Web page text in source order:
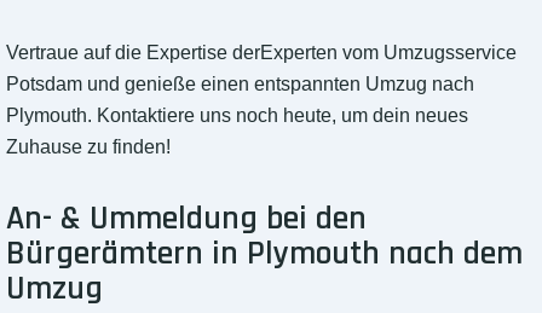
Vertraue auf die Expertise derExperten vom Umzugsservice
Potsdam und genieße einen entspannten Umzug nach
Plymouth. Kontaktiere uns noch heute, um dein neues
Zuhause zu finden!
An- & Ummeldung bei den
Bürgerämtern in Plymouth nach dem
Umzug